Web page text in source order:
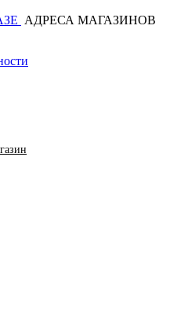
АДРЕСА МАГАЗИНОВ